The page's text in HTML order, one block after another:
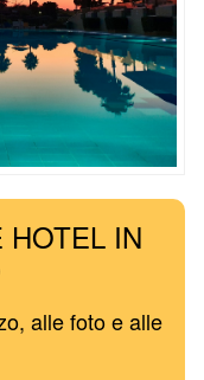
HOTEL IN
alle foto e alle